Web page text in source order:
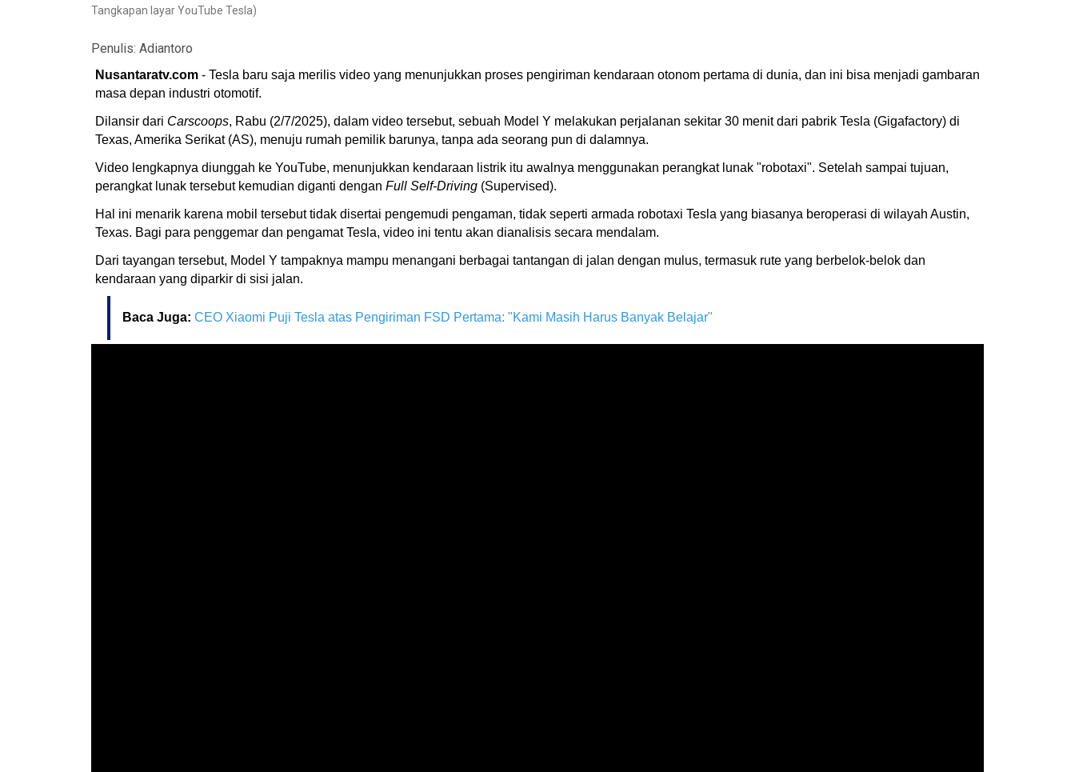
Tangkapan layar YouTube Tesla)
Penulis: Adiantoro
Nusantaratv.com - Tesla baru saja merilis video yang menunjukkan proses pengiriman kendaraan otonom pertama di dunia, dan ini bisa menjadi gambaran
masa depan industri otomotif.
Dilansir dari Carscoops, Rabu (2/7/2025), dalam video tersebut, sebuah Model Y melakukan perjalanan sekitar 30 menit dari pabrik Tesla (Gigafactory) di
Texas, Amerika Serikat (AS), menuju rumah pemilik barunya, tanpa ada seorang pun di dalamnya.
Video lengkapnya diunggah ke YouTube, menunjukkan kendaraan listrik itu awalnya menggunakan perangkat lunak "robotaxi". Setelah sampai tujuan,
perangkat lunak tersebut kemudian diganti dengan Full Self-Driving (Supervised).
Hal ini menarik karena mobil tersebut tidak disertai pengemudi pengaman, tidak seperti armada robotaxi Tesla yang biasanya beroperasi di wilayah Austin,
Texas. Bagi para penggemar dan pengamat Tesla, video ini tentu akan dianalisis secara mendalam.
Dari tayangan tersebut, Model Y tampaknya mampu menangani berbagai tantangan di jalan dengan mulus, termasuk rute yang berbelok-belok dan
kendaraan yang diparkir di sisi jalan.
Baca Juga: CEO Xiaomi Puji Tesla atas Pengiriman FSD Pertama: "Kami Masih Harus Banyak Belajar"